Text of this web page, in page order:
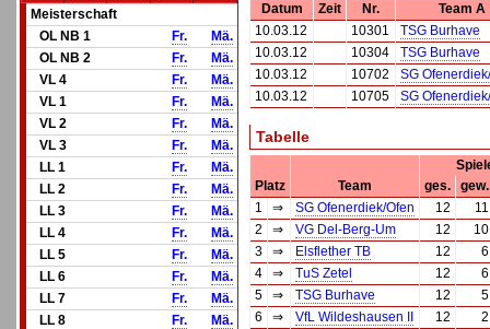
Meisterschaft
OL NB 1
Fr.
Mä.
OL NB 2
Fr.
Mä.
VL 4
Fr.
Mä.
VL 1
Fr.
Mä.
VL 2
Fr.
Mä.
VL 3
Fr.
Mä.
LL 1
Fr.
Mä.
LL 2
Fr.
Mä.
LL 3
Fr.
Mä.
LL 4
Fr.
Mä.
LL 5
Fr.
Mä.
LL 6
Fr.
Mä.
LL 7
Fr.
Mä.
LL 8
Fr.
Mä.
Datum Zeit Nr.
Team A
10.03.12
10301
TSG Burhave
10.03.12
10304
TSG Burhave
10.03.12
10702
SG
10.03.12
10705 SG
Tabelle
Platz
Team ges.
gew.
1
⇒ SG Ofenerdiek/Ofen 12
11
2
⇒ VG Del-Berg-Um 12
10
3
⇒ Elsflether TB 12
6
4
⇒ TuS Zetel 12
6
5
⇒ TSG Burhave 12
5
6
⇒ VfL Wildeshausen II 12
2